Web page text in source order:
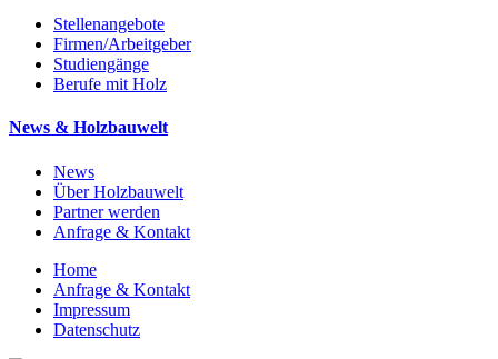
Stellenangebote
Firmen/Arbeitgeber
Studiengänge
Berufe mit Holz
News & Holzbauwelt
News
Über Holzbauwelt
Partner werden
Anfrage & Kontakt
Home
Anfrage & Kontakt
Impressum
Datenschutz